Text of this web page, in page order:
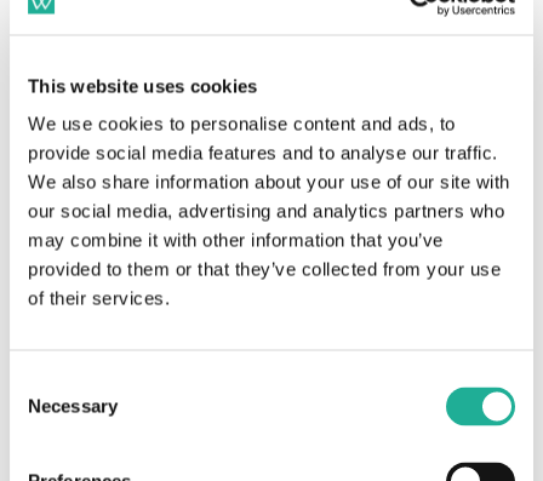
This website uses cookies
We use cookies to personalise content and ads, to
provide social media features and to analyse our traffic.
We also share information about your use of our site with
our social media, advertising and analytics partners who
may combine it with other information that you’ve
provided to them or that they’ve collected from your use
of their services.
Selection
Necessary
Dauer von Fehlzeiten. Diese Rate kann Hinweise
auf Probleme in der Arbeitsumgebung oder beim
Mitarbeiterengagement geben. Eine Reduktion
führt zu erheblichen Kostensenkungen.
Gleichzeitig steigert sie die Gesamtproduktivität
des Unternehmens.
Leistungsbeurteilungen der Belegschaft